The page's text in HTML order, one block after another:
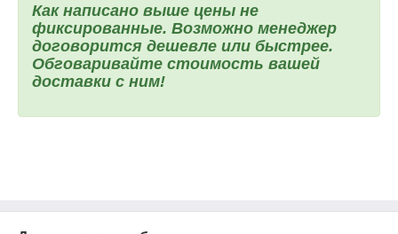
Как написано выше цены не
фиксированные. Возможно менеджер
договорится дешевле или быстрее.
Обговаривайте стоимость вашей
доставки с ним!